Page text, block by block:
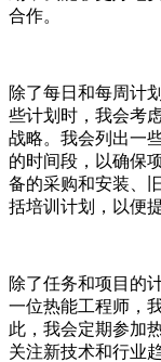
合作。
除了每日和每周计
些计划时，我会考
战略。我会列出一
的时间段，以确保
备的采购和安装、
括培训计划，以便
除了任务和项目的
一位热能工程师，
此，我会定期参加
关注新技术和行业